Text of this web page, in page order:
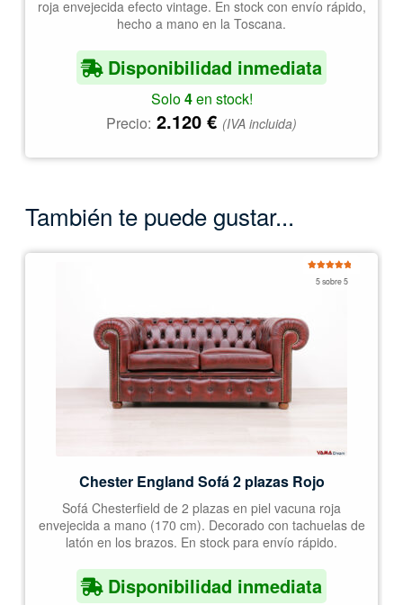
roja envejecida efecto vintage. En stock con envío rápido,
hecho a mano en la Toscana.
Disponibilidad inmediata
Solo4en stock!
Precio: 2.120 € (IVA incluida)
También te puede gustar...
5 sobre 5
Chester England Sofá 2 plazas Rojo
Sofá Chesterfield de 2 plazas en piel vacuna roja
envejecida a mano (170 cm). Decorado con tachuelas de
latón en los brazos. En stock para envío rápido.
Disponibilidad inmediata